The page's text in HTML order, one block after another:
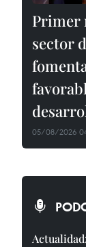
Primer
sector
05/08/2026